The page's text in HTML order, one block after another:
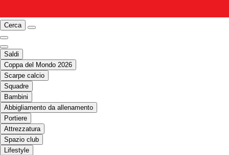
Cerca
Saldi
Coppa del Mondo 2026
Scarpe calcio
Squadre
Bambini
Abbigliamento da allenamento
Portiere
Attrezzatura
Spazio club
Lifestyle